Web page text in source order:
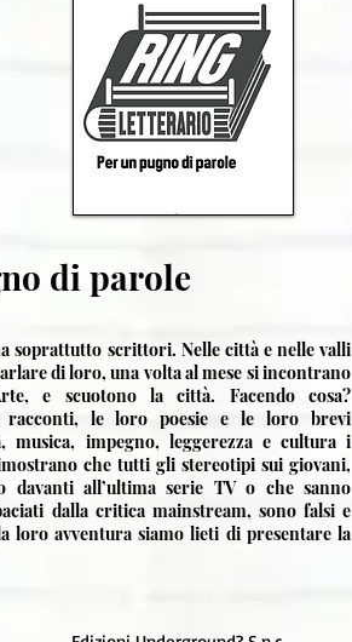
di parole
soprattutto scrittori. Nelle città e nelle valli
di loro, una volta al mese si incontrano
e scuotono la città. Facendo cosa?
racconti, le loro poesie e le loro brevi
musica, impegno, leggerezza e cultura i
che tutti gli stereotipi sui giovani,
davanti all’ultima serie TV o che sanno
dalla critica mainstream, sono falsi e
loro avventura siamo lieti di presentare la